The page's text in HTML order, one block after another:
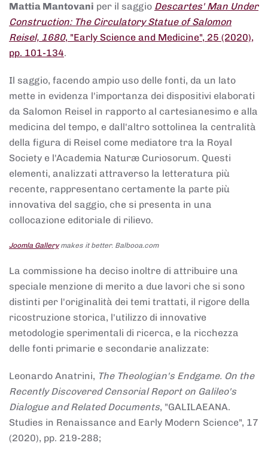
Mattia Mantovani per il saggio Descartes' Man Under
Construction: The Circulatory Statue of Salomon
Reisel, 1680, "Early Science and Medicine", 25 (2020),
pp. 101-134.
Il saggio, facendo ampio uso delle fonti, da un lato
mette in evidenza l'importanza dei dispositivi elaborati
da Salomon Reisel in rapporto al cartesianesimo e alla
medicina del tempo, e dall'altro sottolinea la centralità
della figura di Reisel come mediatore tra la Royal
Society e l'Academia Naturæ Curiosorum. Questi
elementi, analizzati attraverso la letteratura più
recente, rappresentano certamente la parte più
innovativa del saggio, che si presenta in una
collocazione editoriale di rilievo.
Joomla Gallerymakes it better. Balbooa.com
La commissione ha deciso inoltre di attribuire una
speciale menzione di merito a due lavori che si sono
distinti per l'originalità dei temi trattati, il rigore della
ricostruzione storica, l'utilizzo di innovative
metodologie sperimentali di ricerca, e la ricchezza
delle fonti primarie e secondarie analizzate:
Leonardo Anatrini, The Theologian's Endgame. On the
Recently Discovered Censorial Report on Galileo's
Dialogue and Related Documents, "GALILAEANA.
Studies in Renaissance and Early Modern Science", 17
(2020), pp. 219-288;